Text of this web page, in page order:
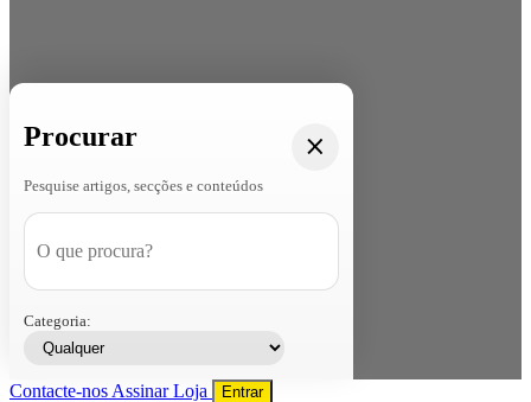
Procurar
Pesquise artigos, secções e conteúdos
Categoria:
Contacte-nos AssinarLoja Entrar